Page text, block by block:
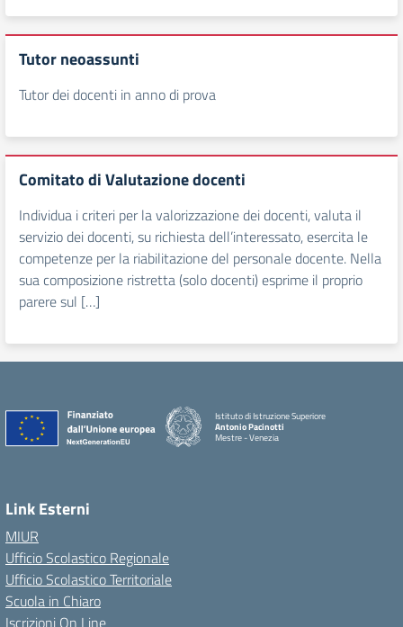
Tutor neoassunti
Tutor dei docenti in anno di prova
Comitato di Valutazione docenti
Individua i criteri per la valorizzazione dei docenti, valuta il
servizio dei docenti, su richiesta dell’interessato, esercita le
competenze per la riabilitazione del personale docente. Nella
sua composizione ristretta (solo docenti) esprime il proprio
parere sul […]
Istituto di Istruzione Superiore
Antonio Pacinotti
Mestre - Venezia
Link Esterni
MIUR
Ufficio Scolastico Regionale
Ufficio Scolastico Territoriale
Scuola in Chiaro
Iscrizioni On Line